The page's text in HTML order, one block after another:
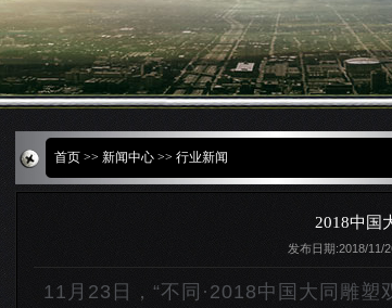
首页>> 新闻中心>> 行业新闻
2018中国
发布日期:2018/11/
11月23日，“不同·2018中国大同雕塑